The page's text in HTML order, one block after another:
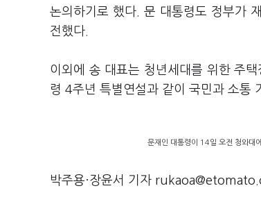
논의하기로 했다. 문 대통령도 정부가
전했다.
이외에 송 대표는 청년세대를 위한 주
령 4주년 특별연설과 같이 국민과 소통
문재인 대통령이 14일 오전 청와대
박주용·장윤서 기자